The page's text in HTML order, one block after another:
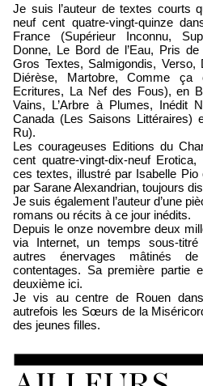
Je suis l’auteur de textes courts
neuf cent quatre-vingt-quinze
France (Supérieur Inconnu,
Donne, Le Bord de l’Eau, Pris de
Gros Textes, Salmigondis, Verso,
Diérèse, Martobre, Comme ça
Ecritures, La Nef des Fous), en
Vains, L’Arbre à Plumes, Inédit
Canada (Les Saisons Littéraires)
Ru).
Les courageuses Editions du
cent quatre-vingt-dix-neuf
ces textes, illustré par Isabelle Pio
par Sarane Alexandrian, toujours
Je suis également l’auteur d’une
romans ou récits à ce jour inédits.
Depuis le onze novembre deux
via Internet, un temps sous-titré
autres énervages mâtinés
contentages. Sa première partie
deuxième ici.
Je vis au centre de Rouen
autrefois les Sœurs de la
des jeunes filles.